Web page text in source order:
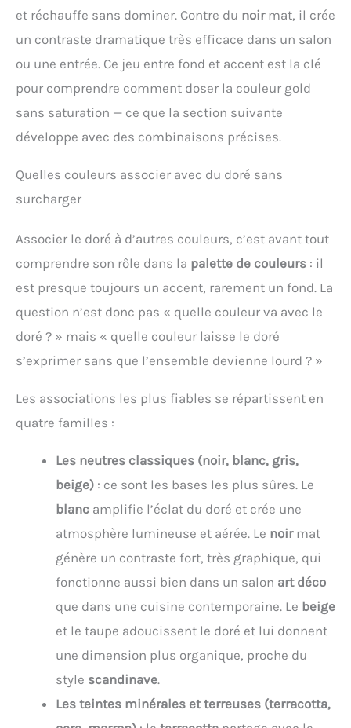
et réchauffe sans dominer. Contre du noirmat, il crée
un contraste dramatique très efficace dans un salon
ou une entrée. Ce jeu entre fond et accent est la clé
pour comprendre comment doser la couleur gold
sans saturation — ce que la section suivante
développe avec des combinaisons précises.
Quelles couleurs associer avec du doré sans
surcharger
Associer le doré à d’autres couleurs, c’est avant tout
comprendre son rôle dans la palette de couleurs : il
est presque toujours un accent, rarement un fond. La
question n’est donc pas « quelle couleur va avec le
doré ? » mais « quelle couleur laisse le doré
s’exprimer sans que l’ensemble devienne lourd ? »
Les associations les plus fiables se répartissent en
quatre familles :
Les neutres classiques (noir, blanc, gris,
beige) : ce sont les bases les plus sûres. Le
blanc amplifie l’éclat du doré et crée une
atmosphère lumineuse et aérée. Le noirmat
génère un contraste fort, très graphique, qui
fonctionne aussi bien dans un salon art déco
que dans une cuisine contemporaine. Le beige
et le taupe adoucissent le doré et lui donnent
une dimension plus organique, proche du
style scandinave.
Les teintes minérales et terreuses (terracotta,